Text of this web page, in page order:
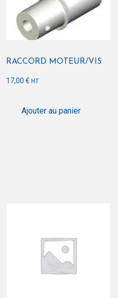
RACCORD MOTEUR/VIS
17,00 € HT
Ajouter au panier